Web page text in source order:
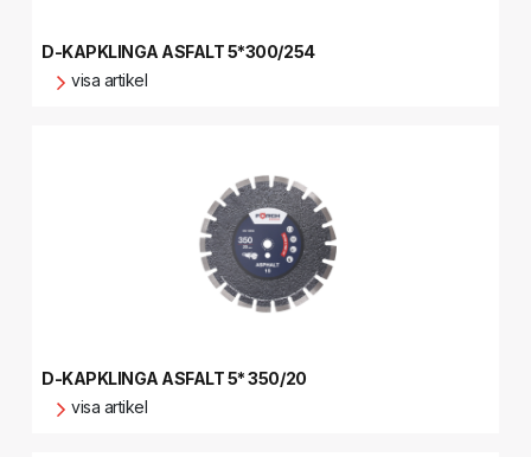
D-KAPKLINGA ASFALT 5*300/254
visa artikel
D-KAPKLINGA ASFALT 5* 350/20
visa artikel